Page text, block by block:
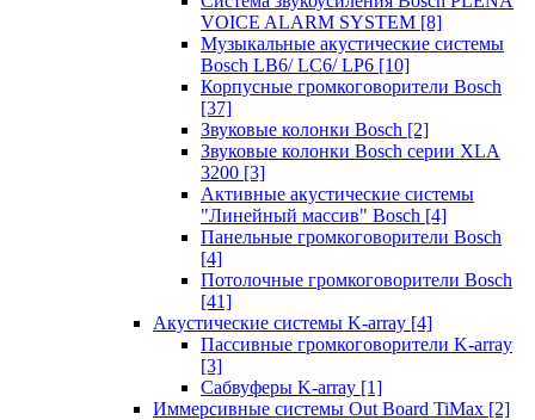
VOICE ALARM SYSTEM [8]
Музыкальные акустические системы
Bosch LB6/ LC6/ LP6 [10]
Корпусные громкоговорители Bosch
[37]
Звуковые колонки Bosch [2]
Звуковые колонки Bosch серии XLA
3200 [3]
Активные акустические системы
"Линейный массив" Bosch [4]
Панельные громкоговорители Bosch
[4]
Потолочные громкоговорители Bosch
[41]
Акустические системы K-array [4]
Пассивные громкоговорители K-array
[3]
Сабвуферы K-array [1]
Иммерсивные системы Out Board TiMax [2]